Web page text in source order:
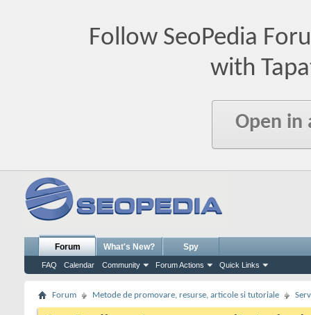
Follow SeoPedia
with
Open in
Forum
FAQ Calendar Community Forum Actions Quick Links
What's New? Spy
Forum Metode de promovare, resurse, articole si tutoriale